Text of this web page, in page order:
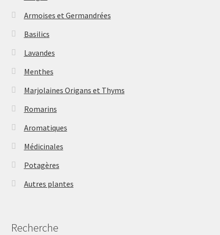
Armoises et Germandrées
Basilics
Lavandes
Menthes
Marjolaines Origans et Thyms
Romarins
Aromatiques
Médicinales
Potagères
Autres plantes
Recherche